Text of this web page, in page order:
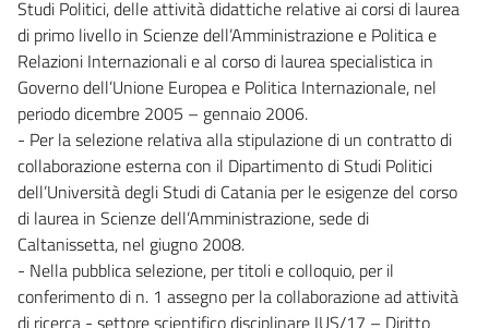
Studi Politici, delle attività didattiche relative ai corsi di laurea
di primo livello in Scienze dell’Amministrazione e Politica e
Relazioni Internazionali e al corso di laurea specialistica in
Governo dell’Unione Europea e Politica Internazionale, nel
periodo dicembre 2005 – gennaio 2006.
- Per la selezione relativa alla stipulazione di un contratto di
collaborazione esterna con il Dipartimento di Studi Politici
dell’Università degli Studi di Catania per le esigenze del corso
di laurea in Scienze dell’Amministrazione, sede di
Caltanissetta, nel giugno 2008.
- Nella pubblica selezione, per titoli e colloquio, per il
conferimento di n. 1 assegno per la collaborazione ad attività
di ricerca - settore scientifico disciplinare IUS/17 – Diritto